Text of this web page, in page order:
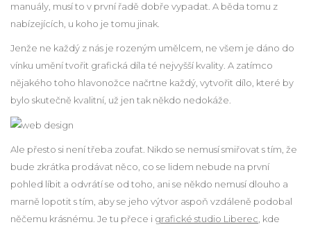
manuály, musí to v první řadě dobře vypadat. A běda tomu z
nabízejících, u koho je tomu jinak.
Jenže ne každý z nás je rozeným umělcem, ne všem je dáno do
vínku umění tvořit grafická díla té nejvyšší kvality. A zatímco
nějakého toho hlavonožce načrtne každý, vytvořit dílo, které by
bylo skutečně kvalitní, už jen tak někdo nedokáže.
Ale přesto si není třeba zoufat. Nikdo se nemusí smiřovat s tím, že
bude zkrátka prodávat něco, co se lidem nebude na první
pohled líbit a odvrátí se od toho, ani se někdo nemusí dlouho a
marně lopotit s tím, aby se jeho výtvor aspoň vzdáleně podobal
něčemu krásnému. Je tu přece i grafické studio Liberec, kde